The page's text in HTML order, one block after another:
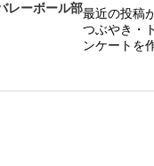
レーボール部最近の投稿
つぶやき・
ンケートを